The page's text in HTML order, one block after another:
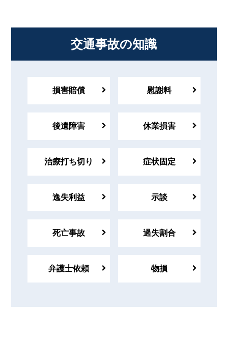
交通事故の知識
損害賠償 慰謝料
後遺障害 休業損害
治療打ち切り 症状固定
逸失利益 示談
死亡事故 過失割合
弁護士依頼 物損